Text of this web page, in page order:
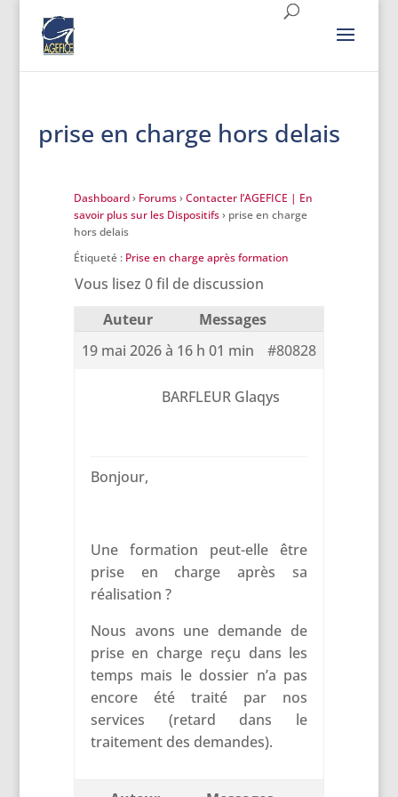
prise en charge hors delais
Dashboard › Forums › Contacter l’AGEFICE | En
savoir plus sur les Dispositifs › prise en charge
hors delais
Étiqueté : Prise en charge après formation
Vous lisez 0 fil de discussion
Auteur
Messages
19 mai 2026 à 16 h 01 min
#80828
BARFLEUR Glaqys
Bonjour,
Une formation peut-elle être
prise en charge après sa
réalisation ?
Nous avons une demande de
prise en charge reçu dans les
temps mais le dossier n’a pas
encore été traité par nos
services (retard dans le
traitement des demandes).